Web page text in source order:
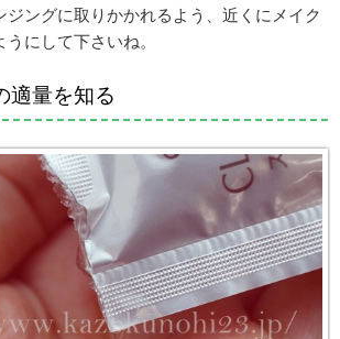
ジングに取りかかれるよう、近くにメイク
にして下さいね。
適量を知る